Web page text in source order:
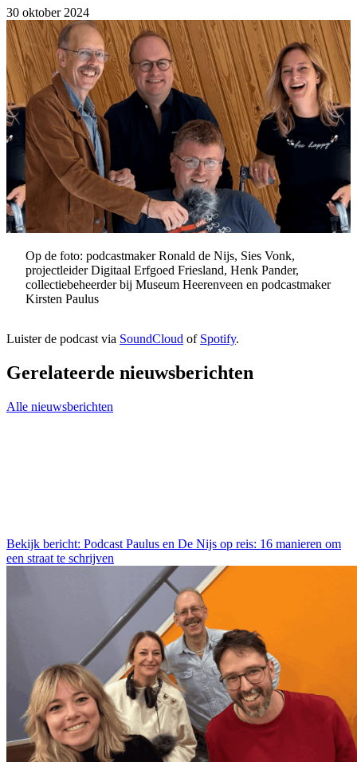
30 oktober 2024
Op de foto: podcastmaker Ronald de Nijs, Sies Vonk,
projectleider Digitaal Erfgoed Friesland, Henk Pander,
collectiebeheerder bij Museum Heerenveen en podcastmaker
Kirsten Paulus
Luister de podcast via SoundCloud of Spotify.
Gerelateerde nieuwsberichten
Alle nieuwsberichten
Bekijk bericht: Podcast Paulus en De Nijs op reis: 16 manieren om
een straat te schrijven